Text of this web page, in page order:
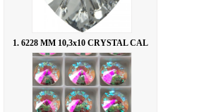
1. 6228 MM 10,3x10 CRYSTAL CAL